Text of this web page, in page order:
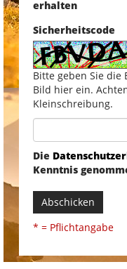
erhalten
Sicherheitscode
Bitte geben Sie die
Bild hier ein.
Kleinschreibung.
Die
Kenntnis
Abschicken
* = Pflichtangabe